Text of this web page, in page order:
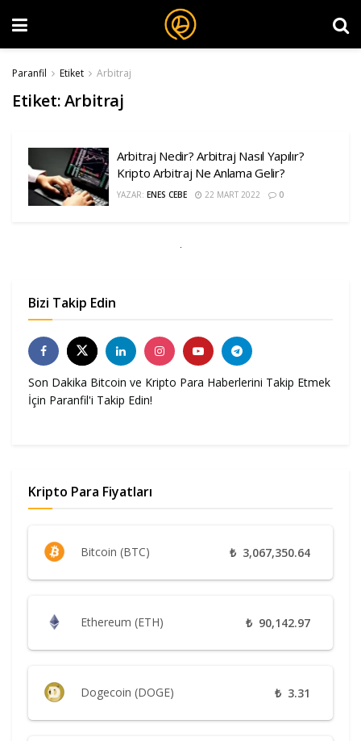
Paranfil Etiket Arbitraj
Etiket:Arbitraj
Arbitraj Nedir? Arbitraj Nasıl Yapılır?
Kripto Arbitraj Ne Anlama Gelir?
YAZAR: ENES CEBE 22 MART 2022 0
Bizi Takip Edin
Son Dakika Bitcoin ve Kripto Para Haberlerini Takip Etmek
İçin Paranfil'i Takip Edin!
Kripto Para Fiyatları
Bitcoin (BTC) ₺ 3,067,350.64
Ethereum (ETH) ₺ 90,142.97
Dogecoin (DOGE) ₺ 3.31